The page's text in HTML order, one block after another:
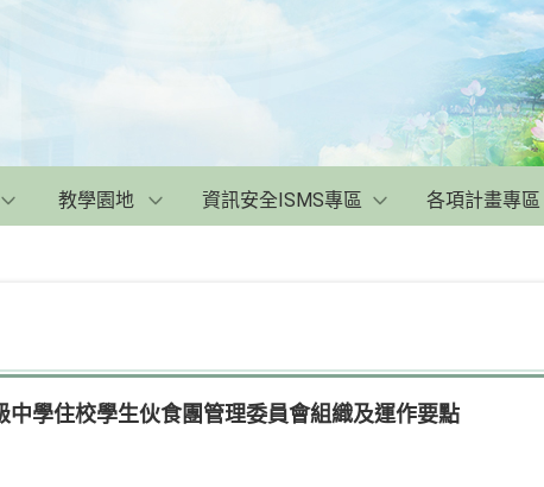
教學園地 資訊安全ISMS專區 各項計畫專區
中學住校學生伙食團管理委員會組織及運作要點